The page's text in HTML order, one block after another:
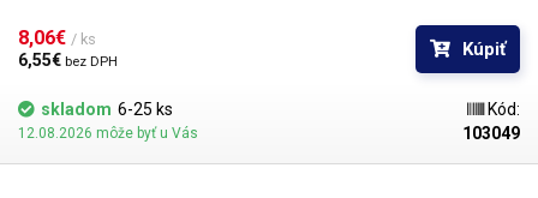
8,06€ / ks
6,55€ bez DPH
Kúpiť
skladom 6-25 ks
12.08.2026 môže byť u Vás
Kód:
103049